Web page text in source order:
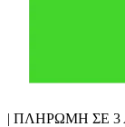
| ΠΛΗΡΩΜΗ ΣΕ 3